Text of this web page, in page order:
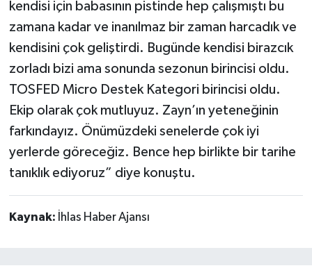
kendisi için babasının pistinde hep çalışmıştı bu
zamana kadar ve inanılmaz bir zaman harcadık ve
kendisini çok geliştirdi. Bugünde kendisi birazcık
zorladı bizi ama sonunda sezonun birincisi oldu.
TOSFED Micro Destek Kategori birincisi oldu.
Ekip olarak çok mutluyuz. Zayn’ın yeteneğinin
farkındayız. Önümüzdeki senelerde çok iyi
yerlerde göreceğiz. Bence hep birlikte bir tarihe
tanıklık ediyoruz” diye konuştu.
Kaynak: İhlas Haber Ajansı